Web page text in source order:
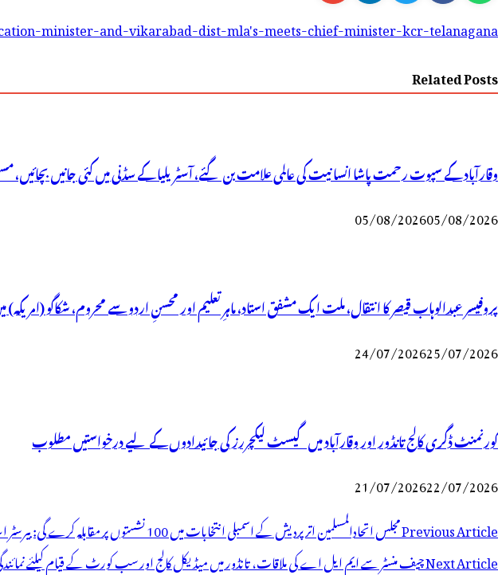
minister-and-vikarabad-dist-mla's-meets-chief-minister-kcr-telanagana-
Related Posts
وقارآباد کے سپوت رحمت پاشا انسانیت کی عالمی علامت بن گئے، آسٹریلیا کے سڈنی میں کئی جانیں
05/08/202605/08/2026
پروفیسر عبدالوہاب قیصر کا انتقال، ملت ایک مشفق استاد، ماہرِتعلیم اور محسنِ اردو سے محروم، شکاگو
24/07/202625/07/2026
گورنمنٹ ڈگری کالج تانڈور اور وقارآباد میں گیسٹ لیکچررز کی جائیدادوں کے لیے درخواستیں مطلوب
21/07/202622/07/2026
پوسٹوں
کی
Previous Articleمجلس اتحادالمسلمین اترپردیش کے اسمبلی انتخابات میں 100 نشستوں پر مقابلہ کرے گی: بیرسٹر اسد الدین اویسی
Next Articleچیف منسٹر سے ایم ایل اے کی ملاقات، تانڈور میں میڈیکل کالج اور سب کورٹ کے قیام کیلئے